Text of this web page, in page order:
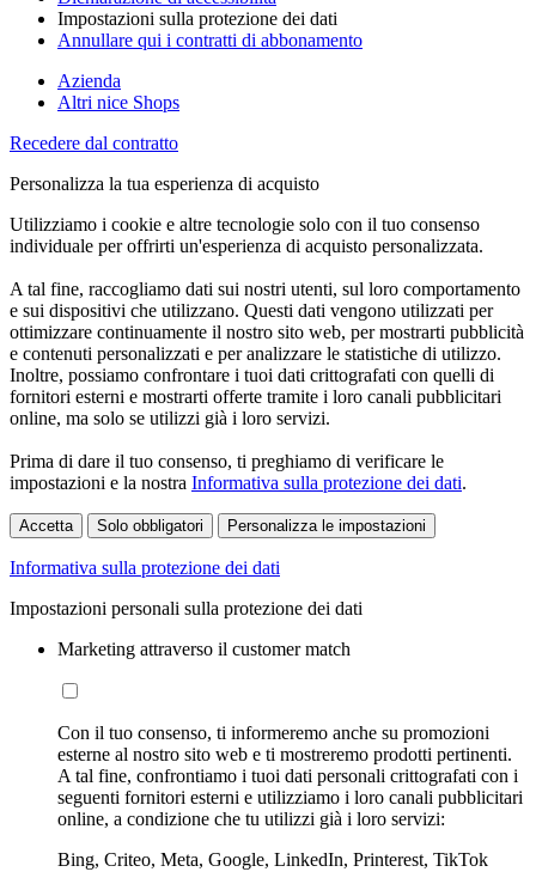
Impostazioni sulla protezione dei dati
Annullare qui i contratti di abbonamento
Azienda
Altri nice Shops
Recedere dal contratto
Personalizza la tua esperienza di acquisto
Utilizziamo i cookie e altre tecnologie solo con il tuo consenso
individuale per offrirti un'esperienza di acquisto personalizzata.
A tal fine, raccogliamo dati sui nostri utenti, sul loro comportamento
e sui dispositivi che utilizzano. Questi dati vengono utilizzati per
ottimizzare continuamente il nostro sito web, per mostrarti pubblicità
e contenuti personalizzati e per analizzare le statistiche di utilizzo.
Inoltre, possiamo confrontare i tuoi dati crittografati con quelli di
fornitori esterni e mostrarti offerte tramite i loro canali pubblicitari
online, ma solo se utilizzi già i loro servizi.
Prima di dare il tuo consenso, ti preghiamo di verificare le
impostazioni e la nostra Informativa sulla protezione dei dati.
Accetta Solo obbligatori Personalizza le impostazioni
Informativa sulla protezione dei dati
Impostazioni personali sulla protezione dei dati
Marketing attraverso il customer match
Con il tuo consenso, ti informeremo anche su promozioni
esterne al nostro sito web e ti mostreremo prodotti pertinenti.
A tal fine, confrontiamo i tuoi dati personali crittografati con i
seguenti fornitori esterni e utilizziamo i loro canali pubblicitari
online, a condizione che tu utilizzi già i loro servizi:
Bing, Criteo, Meta, Google, LinkedIn, Printerest, TikTok